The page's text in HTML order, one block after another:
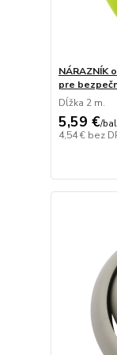
NÁRAZNÍK
pre
Dĺžka 2 m.
5,59 €/bal
4,54 € bez